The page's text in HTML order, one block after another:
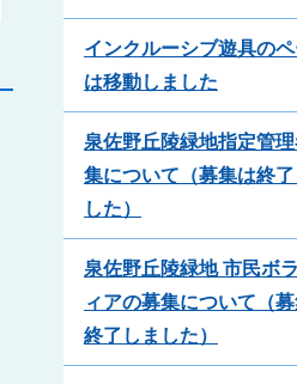
インクルーシブ遊具の
は移動しました
泉佐野丘陵緑地指定管
集について（募集は終了
した）
泉佐野丘陵緑地 市民ボ
ィアの募集について（
終了しました）